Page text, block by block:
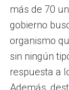
más de 70
gobierno
organismo
sin ningún
respuesta a
Además,